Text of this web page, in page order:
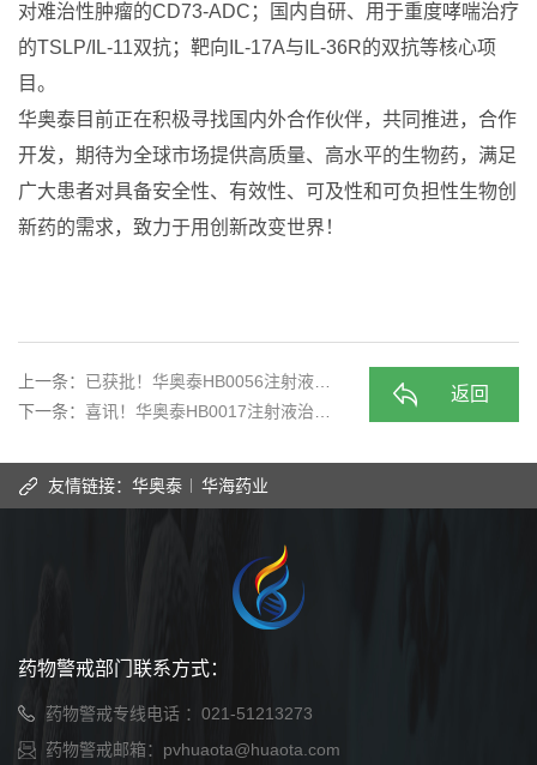
对难治性肿瘤的CD73-ADC；国内自研、用于重度哮喘治疗
的TSLP/IL-11双抗；靶向IL-17A与IL-36R的双抗等核心项
目。
华奥泰目前正在积极寻找国内外合作伙伴，共同推进，合作
开发，期待为全球市场提供高质量、高水平的生物药，满足
广大患者对具备安全性、有效性、可及性和可负担性生物创
新药的需求，致力于用创新改变世界！
上一条： 已获批！华奥泰HB0056注射液（…
下一条： 喜讯！华奥泰HB0017注射液治疗…
返回
友情链接： 华奥泰 华海药业
药物警戒部门联系方式：
药物警戒专线电话 ：021-51213273
药物警戒邮箱：pvhuaota@huaota.com